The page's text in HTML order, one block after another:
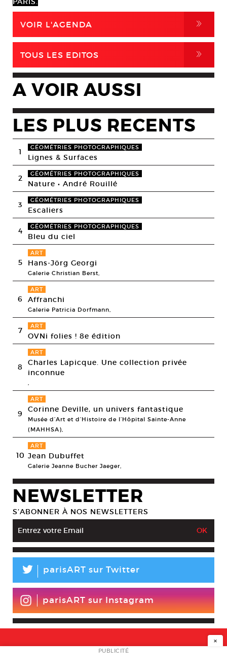
VOIR L'AGENDA ,
TOUS LES EDITOS ,
A VOIR AUSSI
LES PLUS RECENTS
1 GÉOMÉTRIES PHOTOGRAPHIQUES
Lignes & Surfaces
2 GÉOMÉTRIES PHOTOGRAPHIQUES
Nature • André Rouillé
3 GÉOMÉTRIES PHOTOGRAPHIQUES
Escaliers
4 GÉOMÉTRIES PHOTOGRAPHIQUES
Bleu du ciel
5
ART
Hans-Jörg Georgi
Galerie Christian Berst,
6
ART
Affranchi
Galerie Patricia Dorfmann,
7 ART
OVNi folies ! 8e édition
8
ART
Charles Lapicque. Une collection privée
inconnue
,
9
ART
Corinne Deville, un univers fantastique
Musée d’Art et d’Histoire de l’Hôpital Sainte-Anne
(MAHHSA),
10
ART
Jean Dubuffet
Galerie Jeanne Bucher Jaeger,
NEWSLETTER
S’ABONNER À NOS NEWSLETTERS
L parisART sur Twitter
parisART sur Instagram
NEWSLETTER
×
PUBLICITÉ